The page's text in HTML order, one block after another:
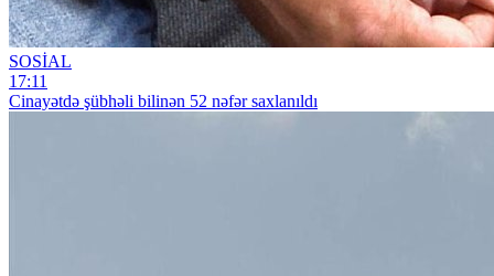
SOSİAL
17:11
Cinayətdə şübhəli bilinən 52 nəfər saxlanıldı